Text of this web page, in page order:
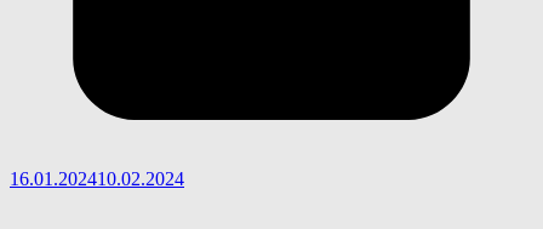
16.01.202410.02.2024